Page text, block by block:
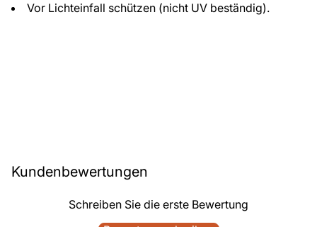
Vor Lichteinfall schützen (nicht UV beständig).
Kundenbewertungen
Schreiben Sie die erste Bewertung